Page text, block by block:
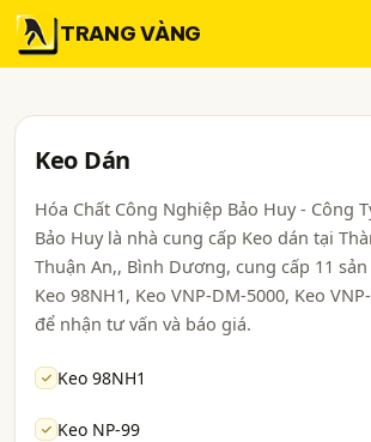
TRANG VÀNG
Keo Dán
Hóa Chất Công Nghiệp Bảo Huy - Công
Bảo Huy là nhà cung cấp Keo dán tại
Thuận An,, Bình Dương, cung cấp 11
Keo 98NH1, Keo VNP-DM-5000, Keo
để nhận tư vấn và báo giá.
Keo 98NH1
Keo NP-99